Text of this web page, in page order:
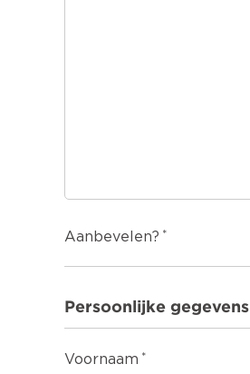
Aanbevelen?
Persoonlijke gegevens
Voornaam